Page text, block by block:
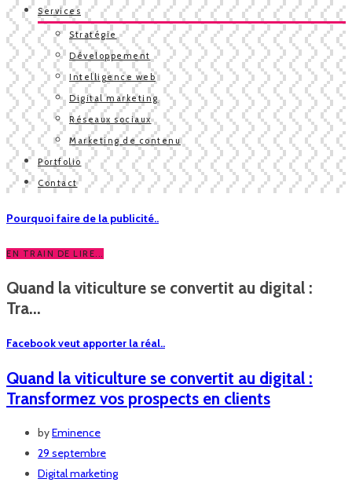
Services
Stratégie
Développement
Intelligence web
Digital marketing
Réseaux sociaux
Marketing de contenu
Portfolio
Contact
Pourquoi faire de la publicité..
EN TRAIN DE LIRE...
Quand la viticulture se convertit au digital :
Tra...
Facebook veut apporter la réal..
Quand la viticulture se convertit au digital :
Transformez vos prospects en clients
byEminence
29 septembre
Digital marketing